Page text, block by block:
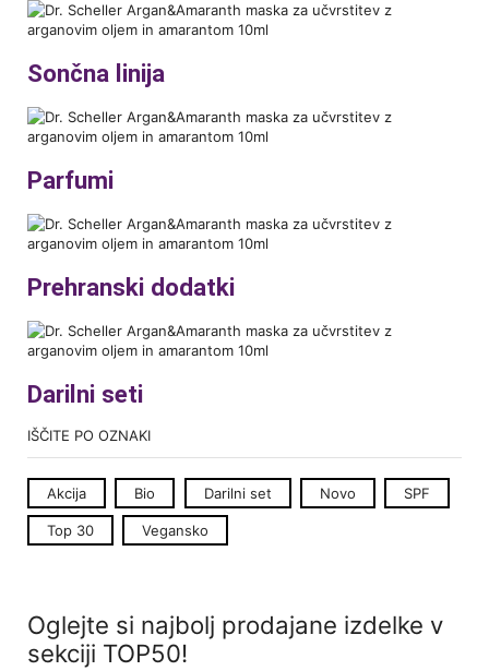
Sončna linija
Parfumi
Prehranski dodatki
Darilni seti
IŠČITE PO OZNAKI
Akcija Bio Darilni set Novo SPF
Top 30 Vegansko
Oglejte si najbolj prodajane izdelke v
sekciji TOP50!